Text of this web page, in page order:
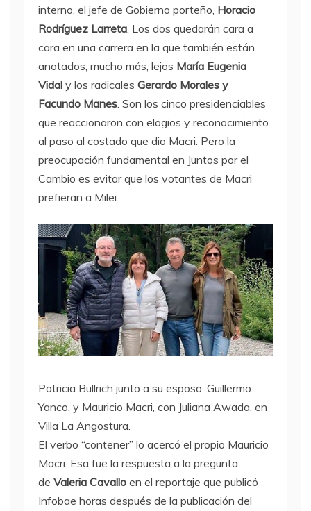
interno, el jefe de Gobierno porteño, Horacio
Rodríguez Larreta. Los dos quedarán cara a
cara en una carrera en la que también están
anotados, mucho más, lejos María Eugenia
Vidal y los radicales Gerardo Morales y
Facundo Manes. Son los cinco presidenciables
que reaccionaron con elogios y reconocimiento
al paso al costado que dio Macri. Pero la
preocupación fundamental en Juntos por el
Cambio es evitar que los votantes de Macri
prefieran a Milei.
Patricia Bullrich junto a su esposo, Guillermo
Yanco, y Mauricio Macri, con Juliana Awada, en
Villa La Angostura.
El verbo “contener” lo acercó el propio Mauricio
Macri. Esa fue la respuesta a la pregunta
de Valeria Cavallo en el reportaje que publicó
Infobae horas después de la publicación del